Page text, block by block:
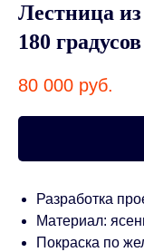
Лестница
180
80 000 руб.
Разработка
Материал:
Покраска по